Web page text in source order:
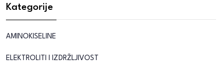
Kategorije
AMINOKISELINE
ELEKTROLITI I IZDRŽLJIVOST